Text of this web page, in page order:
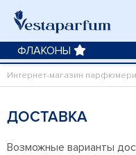
ФЛАКОНЫ
Интернет-магазин
ДОСТАВКА
Возможные варианты